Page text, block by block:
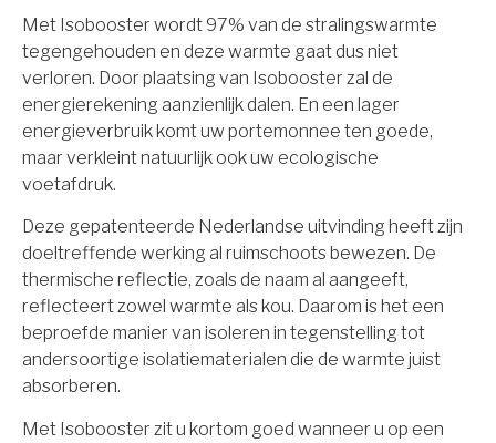
Met Isobooster wordt 97% van de stralingswarmte
tegengehouden en deze warmte gaat dus niet
verloren. Door plaatsing van Isobooster zal de
energierekening aanzienlijk dalen. En een lager
energieverbruik komt uw portemonnee ten goede,
maar verkleint natuurlijk ook uw ecologische
voetafdruk.
Deze gepatenteerde Nederlandse uitvinding heeft zijn
doeltreffende werking al ruimschoots bewezen. De
thermische reflectie, zoals de naam al aangeeft,
reflecteert zowel warmte als kou. Daarom is het een
beproefde manier van isoleren in tegenstelling tot
andersoortige isolatiematerialen die de warmte juist
absorberen.
Met Isobooster zit u kortom goed wanneer u op een